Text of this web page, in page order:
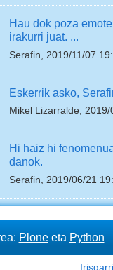
Hau dok poza
irakurri juat. ...
Serafin, 2019/11/07
Eskerrik asko,
Mikel Lizarralde,
Hi haiz hi
danok.
Serafin, 2019/06/21
Ploneeta Python